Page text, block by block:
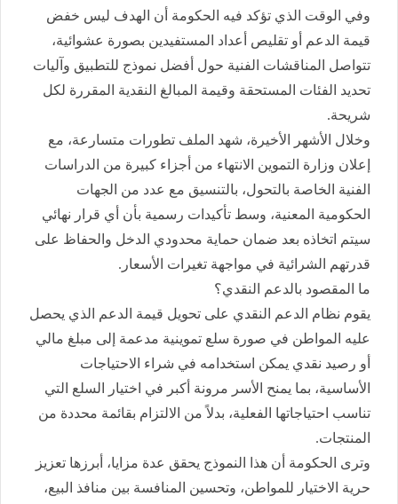
وفي الوقت الذي تؤكد فيه الحكومة أن الهدف ليس خفض
قيمة الدعم أو تقليص أعداد المستفيدين بصورة عشوائية،
تتواصل المناقشات الفنية حول أفضل نموذج للتطبيق وآليات
تحديد الفئات المستحقة وقيمة المبالغ النقدية المقررة لكل
شريحة.
وخلال الأشهر الأخيرة، شهد الملف تطورات متسارعة، مع
إعلان وزارة التموين الانتهاء من أجزاء كبيرة من الدراسات
الفنية الخاصة بالتحول، بالتنسيق مع عدد من الجهات
الحكومية المعنية، وسط تأكيدات رسمية بأن أي قرار نهائي
سيتم اتخاذه بعد ضمان حماية محدودي الدخل والحفاظ على
قدرتهم الشرائية في مواجهة تغيرات الأسعار.
ما المقصود بالدعم النقدي؟
يقوم نظام الدعم النقدي على تحويل قيمة الدعم الذي يحصل
عليه المواطن في صورة سلع تموينية مدعمة إلى مبلغ مالي
أو رصيد نقدي يمكن استخدامه في شراء الاحتياجات
الأساسية، بما يمنح الأسر مرونة أكبر في اختيار السلع التي
تناسب احتياجاتها الفعلية، بدلاً من الالتزام بقائمة محددة من
المنتجات.
وترى الحكومة أن هذا النموذج يحقق عدة مزايا، أبرزها تعزيز
حرية الاختيار للمواطن، وتحسين المنافسة بين منافذ البيع،